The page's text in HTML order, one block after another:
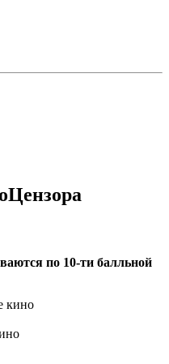
по 10-ти балльной
кино